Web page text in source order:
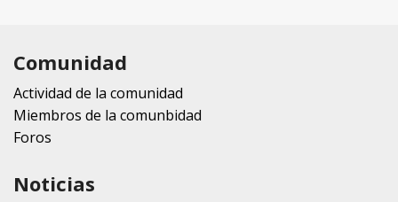
Comunidad
Actividad de la comunidad
Miembros de la comunbidad
Foros
Noticias